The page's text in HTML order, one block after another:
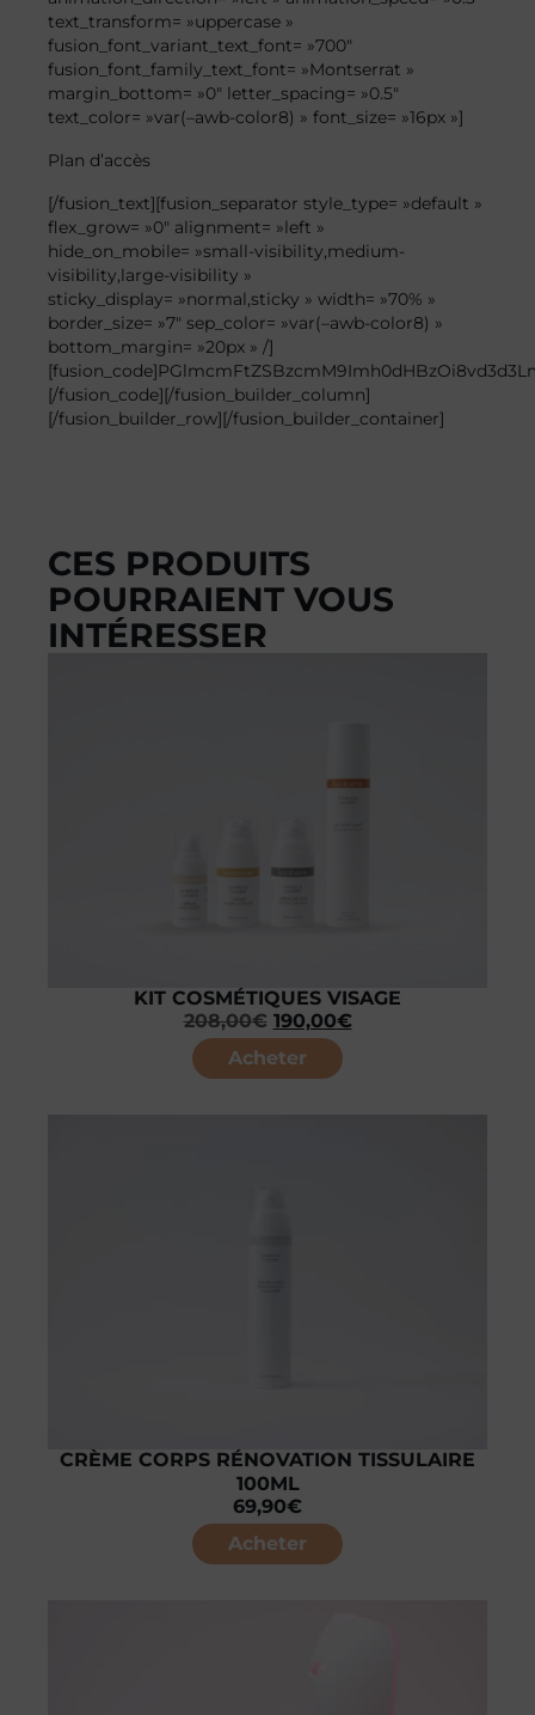
text_transform= »uppercase »
fusion_font_variant_text_font= »700″
fusion_font_family_text_font= »Montserrat »
margin_bottom= »0″ letter_spacing= »0.5″
text_color= »var(–awb-color8) » font_size= »16px »]
Plan d’accès
[/fusion_text][fusion_separator style_type= »default »
flex_grow= »0″ alignment= »left »
hide_on_mobile= »small-visibility,medium-
visibility,large-visibility »
sticky_display= »normal,sticky » width= »70% »
border_size= »7″ sep_color= »var(–awb-color8) »
bottom_margin= »20px » /]
[/fusion_code][/fusion_builder_column]
[/fusion_builder_row][/fusion_builder_container]
CES PRODUITS
POURRAIENT VOUS
INTÉRESSER
KIT COSMÉTIQUES VISAGE
208,00€ 190,00€
Acheter
CRÈME CORPS RÉNOVATION TISSULAIRE
100ML
69,90€
Acheter